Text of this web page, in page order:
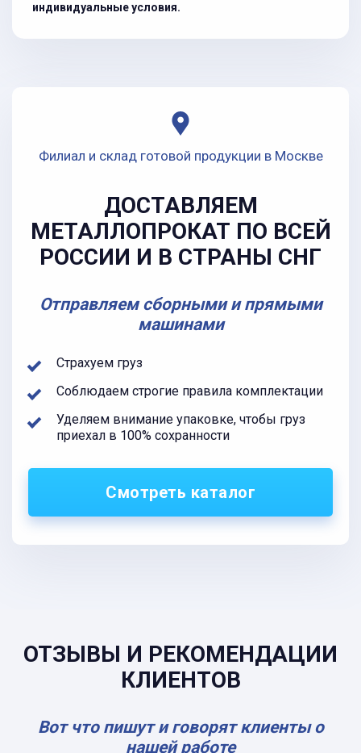
индивидуальные условия.
Филиал и склад готовой продукции в Москве
ДОСТАВЛЯЕМ
МЕТАЛЛОПРОКАТ ПО ВСЕЙ
РОССИИ И В СТРАНЫ СНГ
Отправляем сборными и прямыми
машинами
Страхуем груз
Соблюдаем строгие правила комплектации
Уделяем внимание упаковке, чтобы груз
приехал в 100% сохранности
Смотреть каталог
ОТЗЫВЫ И РЕКОМЕНДАЦИИ
КЛИЕНТОВ
Вот что пишут и говорят клиенты о
нашей работе